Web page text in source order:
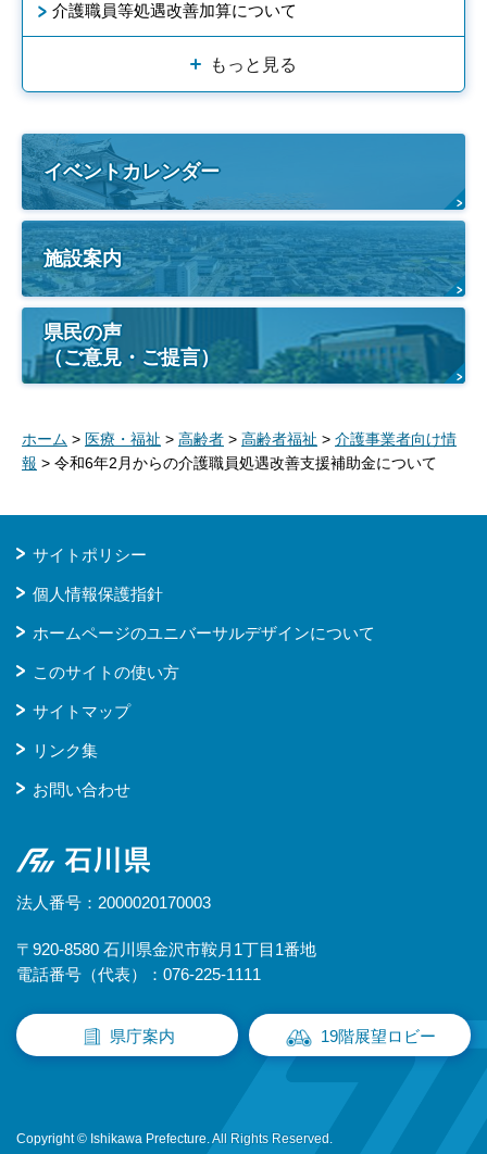
介護職員等処遇改善加算について
もっと見る
イベントカレンダー
施設案内
県民の声
（ご意見・ご提言）
ホーム > 医療・福祉 > 高齢者 > 高齢者福祉 > 介護事業者向け情
報 > 令和6年2月からの介護職員処遇改善支援補助金について
サイトポリシー
個人情報保護指針
ホームページのユニバーサルデザインについて
このサイトの使い方
サイトマップ
リンク集
お問い合わせ
石川県
法人番号：2000020170003
〒920-8580 石川県金沢市鞍月1丁目1番地
電話番号（代表）：076-225-1111
県庁案内 19階展望ロビー
Copyright © Ishikawa Prefecture. All Rights Reserved.